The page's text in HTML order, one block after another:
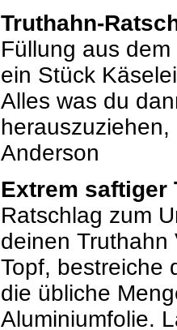
Truthahn-
Füllung aus
ein Stück
Alles was du
Anderson
Extrem saftiger
Ratschlag zum
deinen Truthahn
Topf, bestreiche
die übliche
Aluminiumfolie.